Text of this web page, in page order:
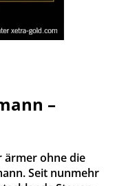
–
ärmer ohne die
Seit nunmehr